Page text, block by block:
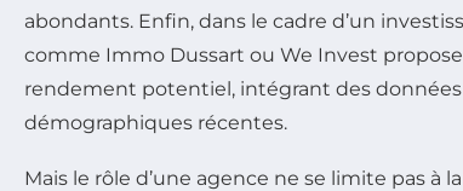
abondants. Enfin, dans le cadre d’un
comme Immo Dussart ou We Invest
rendement potentiel, intégrant des
démographiques récentes.
Mais le rôle d’une agence ne se limite pas à